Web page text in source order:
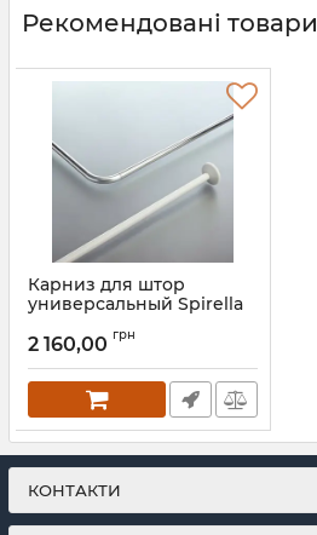
Рекомендовані товари
Карниз для штор
универсальный Spirella
Артикул: 10.28497
2 160,00 грн
КОНТАКТИ